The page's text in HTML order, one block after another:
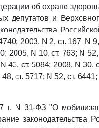
об охране
депутатов и
2003, N 2, ст. 167; N
2005, N 10, ст. 763; N
43, ст. 5084; 2008, N 30,
ст. 5717; N 52, ст.
г. N 31-ФЗ "О
законодательства